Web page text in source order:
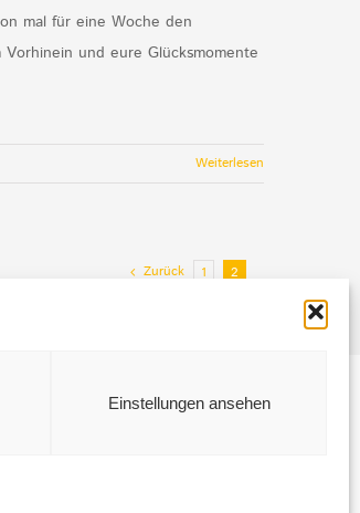
Einstellungen ansehen
mal für eine Woche den
und eure Glücksmomente
Weiterlesen
Zurück 1 2